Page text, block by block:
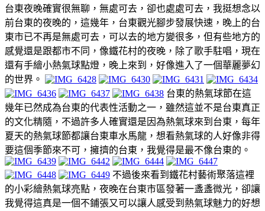
台東夜晚確實很無聊，無處可去，卻也處處可去，我挺想念以
前台東的夜晚的，這幾年，台東觀光腳步發展快速，晚上的台
東市已不再是無處可去，可以去的地方變很多，但有些地方的
感覺還是跟都市不同，像鐵花村的夜晚，除了歌手駐唱，現在
還有手繪小熱氣球點燈，晚上來到，好像進入了一個華麗夢幻
的世界。
台東的熱氣球節在這
幾年已然成為台東的代表性活動之一，雖然這並不是台東真正
的文化精隨，不過許多人確實還是因為熱氣球來到台東，每年
夏天的熱氣球節都讓台東車水馬龍，想看熱氣球的人好像非得
要這個季節來不可，擁擠的台東，我覺得是最不像台東的。
不過後來看到鐵花村藝術聚落這裡
的小彩繪熱氣球亮點，夜晚在台東市區發著一盞盞微光，卻讓
我覺得這真是一個不鋪張又可以讓人感受到熱氣球魅力的好想